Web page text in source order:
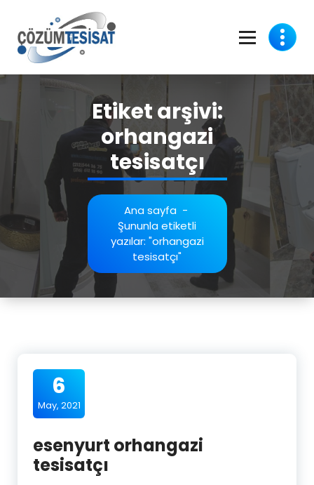
Etiket arşivi:
orhangazi
tesisatçı
Ana sayfa-
Şununla etiketli
yazılar: "orhangazi
tesisatçı"
6
May, 2021
esenyurt orhangazi
tesisatçı